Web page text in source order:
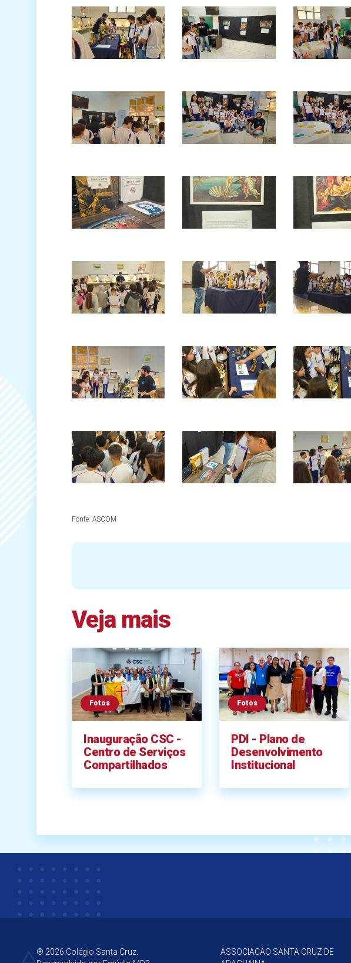
Fonte: ASCOM
Veja mais
Fotos
Inauguração CSC -
Centro de Serviços
Compartilhados
Fotos
PDI - Plano de
Desenvolvimento
Institucional
® 2026 Colégio Santa Cruz.
ASSOCIACAO SANTA CRUZ DE